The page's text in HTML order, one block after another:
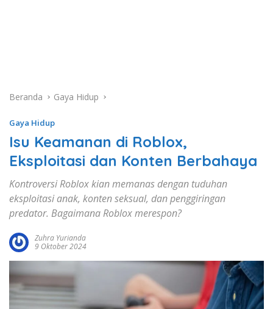
Beranda Gaya Hidup
Gaya Hidup
Isu Keamanan di Roblox,
Eksploitasi dan Konten Berbahaya
Kontroversi Roblox kian memanas dengan tuduhan
eksploitasi anak, konten seksual, dan penggiringan
predator. Bagaimana Roblox merespon?
Zuhra Yurianda
9 Oktober 2024